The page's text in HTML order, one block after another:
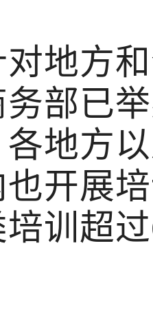
地方
部已
地方
开展
训超